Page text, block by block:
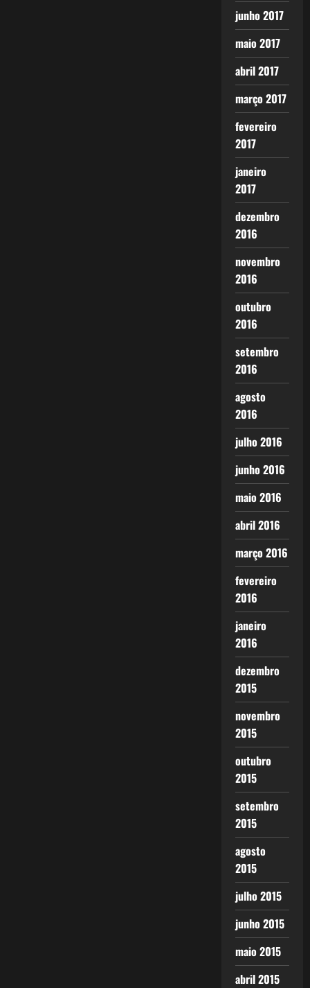
junho 2017
maio 2017
abril 2017
março 2017
fevereiro
2017
janeiro
2017
dezembro
2016
novembro
2016
outubro
2016
setembro
2016
agosto
2016
julho 2016
junho 2016
maio 2016
abril 2016
março 2016
fevereiro
2016
janeiro
2016
dezembro
2015
novembro
2015
outubro
2015
setembro
2015
agosto
2015
julho 2015
junho 2015
maio 2015
abril 2015